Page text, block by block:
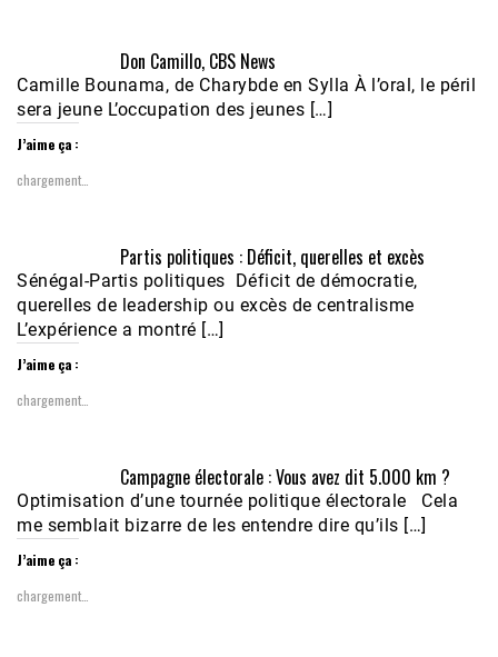
Don Camillo, CBS News
Camille Bounama, de Charybde en Sylla À l’oral, le péril
sera jeune L’occupation des jeunes […]
J’aime ça :
chargement…
Partis politiques : Déficit, querelles et excès
Sénégal-Partis politiques Déficit de démocratie,
querelles de leadership ou excès de centralisme
L’expérience a montré […]
J’aime ça :
chargement…
Campagne électorale : Vous avez dit 5.000 km ?
Optimisation d’une tournée politique électorale Cela
me semblait bizarre de les entendre dire qu’ils […]
J’aime ça :
chargement…